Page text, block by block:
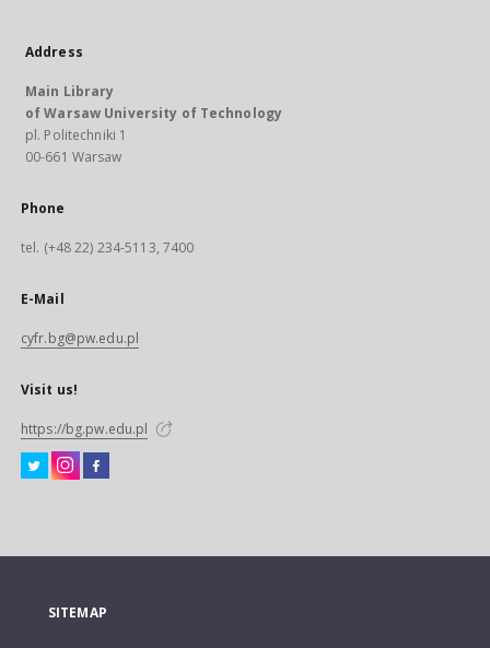
Address
Main Library
of Warsaw University of Technology
pl. Politechniki 1
00-661 Warsaw
Phone
tel. (+48 22) 234-5113, 7400
E-Mail
cyfr.bg@pw.edu.pl
Visit us!
https://bg.pw.edu.pl
SITEMAP